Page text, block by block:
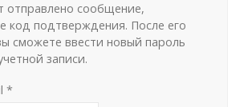
отправлено сообщение,
код подтверждения. После его
сможете ввести новый пароль
записи.
*